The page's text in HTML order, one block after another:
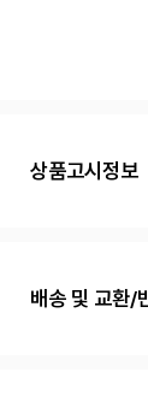
상품고시정보
배송 및 교환/